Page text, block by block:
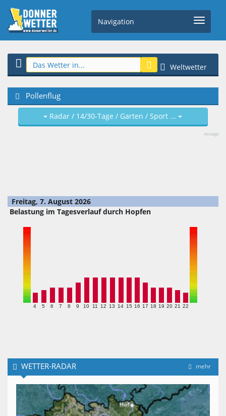
Navigation
Weltwetter
Pollenflug
Radar / 14/30-Tage / Garten / Sport ...
Anzeige
Freitag, 7. August 2026
Belastung im Tagesverlauf durch Hopfen
4 5 6 7 8 9 10 11 12 13 14 15 16 17 18 19 20 21 22
mehr
WETTER-RADAR